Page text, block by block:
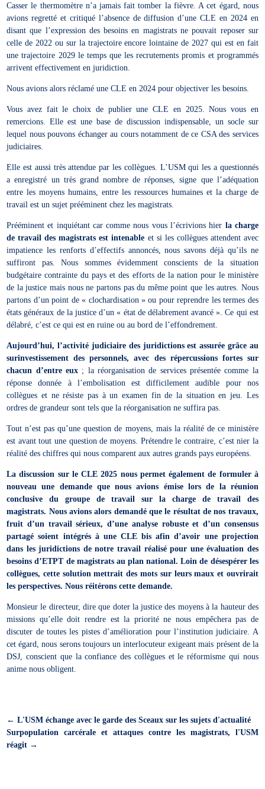
Casser le thermomètre n’a jamais fait tomber la fièvre. A cet égard, nous
avions regretté et critiqué l’absence de diffusion d’une CLE en 2024 en
disant que l’expression des besoins en magistrats ne pouvait reposer sur
celle de 2022 ou sur la trajectoire encore lointaine de 2027 qui est en fait
une trajectoire 2029 le temps que les recrutements promis et programmés
arrivent effectivement en juridiction.
Nous avions alors réclamé une CLE en 2024 pour objectiver les besoins.
Vous avez fait le choix de publier une CLE en 2025. Nous vous en
remercions. Elle est une base de discussion indispensable, un socle sur
lequel nous pouvons échanger au cours notamment de ce CSA des services
judiciaires.
Elle est aussi très attendue par les collègues. L’USM qui les a questionnés
a enregistré un très grand nombre de réponses, signe que l’adéquation
entre les moyens humains, entre les ressources humaines et la charge de
travail est un sujet prééminent chez les magistrats.
Prééminent et inquiétant car comme nous vous l’écrivions hier la charge
de travail des magistrats est intenable et si les collègues attendent avec
impatience les renforts d’effectifs annoncés, nous savons déjà qu’ils ne
suffiront pas. Nous sommes évidemment conscients de la situation
budgétaire contrainte du pays et des efforts de la nation pour le ministère
de la justice mais nous ne partons pas du même point que les autres. Nous
partons d’un point de « clochardisation » ou pour reprendre les termes des
états généraux de la justice d’un « état de délabrement avancé ». Ce qui est
délabré, c’est ce qui est en ruine ou au bord de l’effondrement.
Aujourd’hui, l’activité judiciaire des juridictions est assurée grâce au
surinvestissement des personnels, avec des répercussions fortes sur
chacun d’entre eux; la réorganisation de services présentée comme la
réponse donnée à l’embolisation est difficilement audible pour nos
collègues et ne résiste pas à un examen fin de la situation en jeu. Les
ordres de grandeur sont tels que la réorganisation ne suffira pas.
Tout n’est pas qu’une question de moyens, mais la réalité de ce ministère
est avant tout une question de moyens. Prétendre le contraire, c’est nier la
réalité des chiffres qui nous comparent aux autres grands pays européens.
La discussion sur le CLE 2025 nous permet également de formuler à
nouveau une demande que nous avions émise lors de la réunion
conclusive du groupe de travail sur la charge de travail des
magistrats. Nous avions alors demandé que le résultat de nos travaux,
fruit d’un travail sérieux, d’une analyse robuste et d’un consensus
partagé soient intégrés à une CLE bis afin d’avoir une projection
dans les juridictions de notre travail réalisé pour une évaluation des
besoins d’ETPT de magistrats au plan national. Loin de désespérer les
collègues, cette solution mettrait des mots sur leurs maux et ouvrirait
les perspectives. Nous réitérons cette demande.
Monsieur le directeur, dire que doter la justice des moyens à la hauteur des
missions qu’elle doit rendre est la priorité ne nous empêchera pas de
discuter de toutes les pistes d’amélioration pour l’institution judiciaire. A
cet égard, nous serons toujours un interlocuteur exigeant mais présent de la
DSJ, conscient que la confiance des collègues et le réformisme qui nous
anime nous obligent.
←L'USM échange avec le garde des Sceaux sur les sujets d'actualité
Surpopulation carcérale et attaques contre les magistrats, l'USM
réagit →